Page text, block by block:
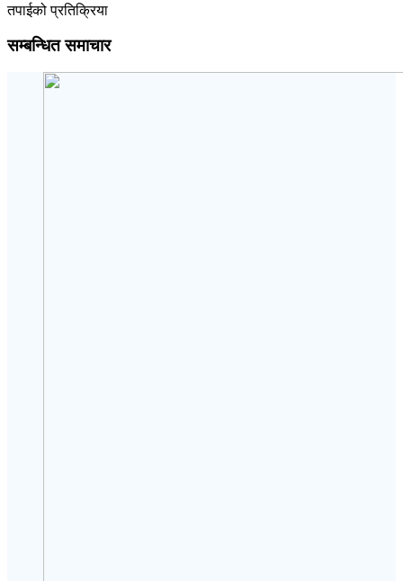
तपाईको प्रतिक्रिया
सम्बन्धित समाचार